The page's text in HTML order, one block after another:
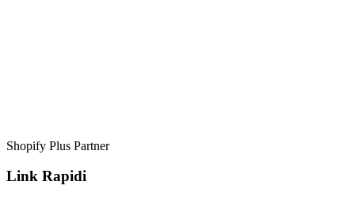
Shopify Plus Partner
Link Rapidi